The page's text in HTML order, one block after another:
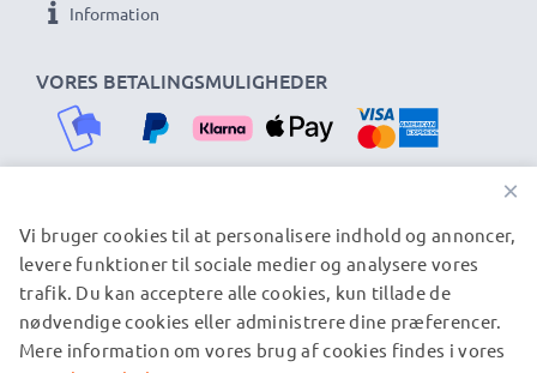
VORES BETALINGSMULIGHEDER
Information
VORES FORSENDELSESPARTNERE
© subtel.dk 2026
Alle priser er inklusive moms og eksklusive
×
Vi bruger cookies til at personalisere indhold og annoncer,
levere funktioner til sociale medier og analysere vores
trafik. Du kan acceptere alle cookies, kun tillade de
nødvendige cookies eller administrere dine præferencer.
Mere information om vores brug af cookies findes i vores